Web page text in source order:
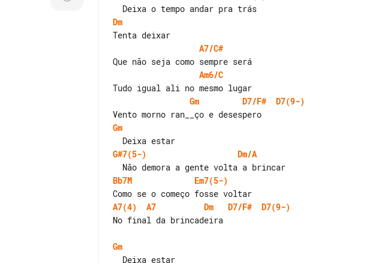
Dm
A7/C#
Am6/C
Gm
D7/F#
D7(9-)
Gm
G#7(5-)
Dm/A
Bb7M
Em7(5-)
A7(4)
A7 Dm D7/F#
D7(9-)
No final da brincadeira
Gm